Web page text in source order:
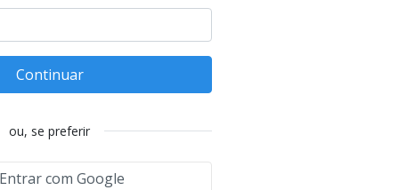
Continuar
ou, se preferir
com Google